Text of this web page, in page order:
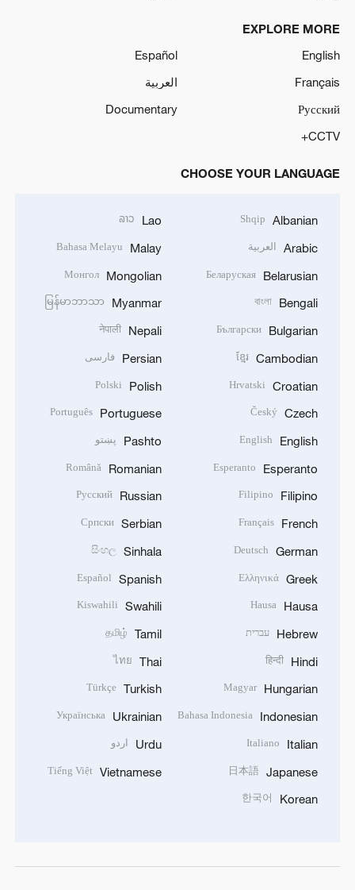
EXPLORE MORE
English
Español
Français
العربية
Русский
Documentary
CCTV+
CHOOSE YOUR LANGUAGE
Albanian
Shqip
Arabic العربية
Belarusian
Беларуская
Bengali
বাংলা
Bulgarian
Български
Cambodian
ខ្មែរ
Croatian
Hrvatski
Czech
Český
English
English
Esperanto
Esperanto
Filipino
Filipino
French
Français
German
Deutsch
Greek
Ελληνικά
Hausa
Hausa
Hebrew עברית
Hindi
हिन्दी
Hungarian
Magyar
Indonesian
Bahasa Indonesia
Italian
Italiano
Japanese
日本語
Korean
한국어
Lao
ລາວ
Malay
Bahasa Melayu
Mongolian
Монгол
Myanmar
မြန်မာဘာသာ
Nepali
नेपाली
Persian فارسی
Polish
Polski
Portuguese
Português
Pashto پښتو
Romanian
Română
Russian
Русский
Serbian
Српски
Sinhala
සිංහල
Spanish
Español
Swahili
Kiswahili
Tamil
தமிழ்
Thai
ไทย
Turkish
Türkçe
Ukrainian
Українська
Urdu اردو
Vietnamese
Tiếng Việt